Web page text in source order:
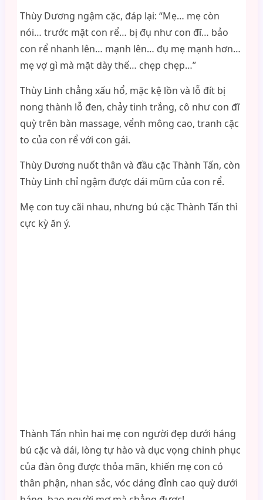
Thùy Dương ngậm cặc, đáp lại: “Mẹ… mẹ còn
nói… trước mặt con rể… bị đụ như con đĩ… bảo
con rể nhanh lên… mạnh lên… đụ mẹ mạnh hơn…
mẹ vợ gì mà mặt dày thế… chẹp chẹp…”
Thùy Linh chẳng xấu hổ, mặc kệ lồn và lỗ đít bị
nong thành lỗ đen, chảy tinh trắng, cô như con đĩ
quỳ trên bàn massage, vểnh mông cao, tranh cặc
to của con rể với con gái.
Thùy Dương nuốt thân và đầu cặc Thành Tấn, còn
Thùy Linh chỉ ngậm được dái mũm của con rể.
Mẹ con tuy cãi nhau, nhưng bú cặc Thành Tấn thì
cực kỳ ăn ý.
Thành Tấn nhìn hai mẹ con người đẹp dưới háng
bú cặc và dái, lòng tự hào và dục vọng chinh phục
của đàn ông được thỏa mãn, khiến mẹ con có
thân phận, nhan sắc, vóc dáng đỉnh cao quỳ dưới